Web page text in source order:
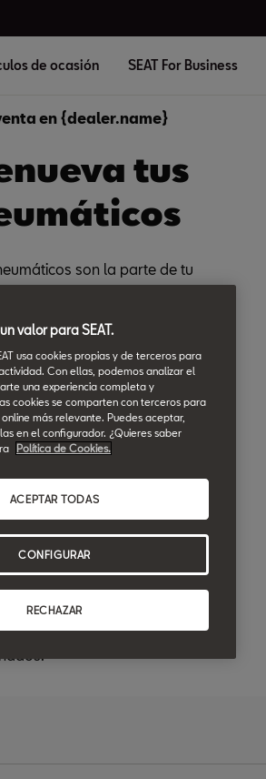
de ocasión SEAT For Business
en {dealer.name}
tus
son la parte de tu
es necesario que estén en
estado. Ahora puedes
tus 4 neumáticos con el 50%
en mano de obra, y
disfrutar 3 años de seguro
al sustituirlos en nuestra Red
que unos neumáticos viejos
valor para SEAT.
usa cookies propias y de terceros para
Con ellas, podemos analizar el
una experiencia completa y
cookies se comparten con terceros para
más relevante. Puedes aceptar,
en el configurador. ¿Quieres saber
Política de Cookies.
RECHAZAR
ACEPTAR TODAS
CONFIGURAR